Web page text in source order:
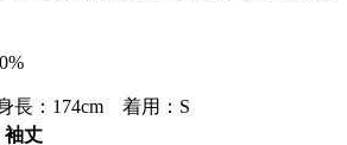
長：174cm 着用：S
袖丈